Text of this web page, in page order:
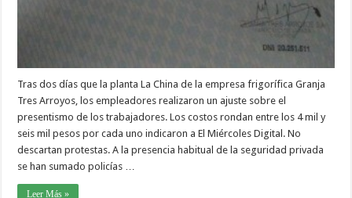
Tras dos días que la planta La China de la empresa frigorífica Granja
Tres Arroyos, los empleadores realizaron un ajuste sobre el
presentismo de los trabajadores. Los costos rondan entre los 4 mil y
seis mil pesos por cada uno indicaron a El Miércoles Digital. No
descartan protestas. A la presencia habitual de la seguridad privada
se han sumado policías …
Leer Más »